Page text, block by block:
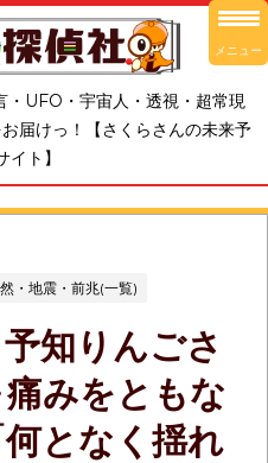
・UFO・宇宙人・透視・超常現
届けっ！【さくらさんの未来予
イト】
・地震・前兆(一覧)
予知りんごさ
みをともな
となく揺れ
メニュー